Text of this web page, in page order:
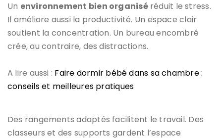
Un environnement bien organiséréduit le stress.
Il améliore aussi la productivité. Un espace clair
soutient la concentration. Un bureau encombré
crée, au contraire, des distractions.
A lire aussi : Faire dormir bébé dans sa chambre :
conseils et meilleures pratiques
Des rangements adaptés facilitent le travail. Des
classeurs et des supports gardent l’espace